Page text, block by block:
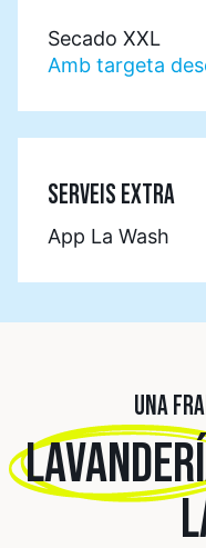
Secado XXL
Amb targeta
SERVEIS EXTRA
App La Wash
UNA